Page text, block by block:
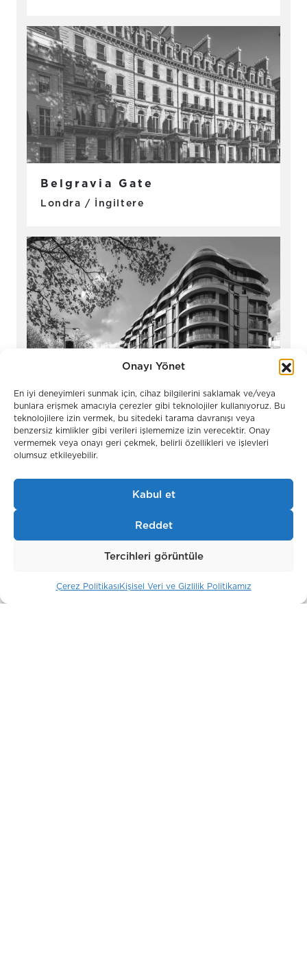
Onayı Yönet
En iyi deneyimleri sunmak için, cihaz bilgilerini saklamak ve/veya
bunlara erişmek amacıyla çerezler gibi teknolojiler kullanıyoruz. Bu
teknolojilere izin vermek, bu sitedeki tarama davranışı veya
benzersiz kimlikler gibi verileri işlememize izin verecektir. Onay
vermemek veya onayı geri çekmek, belirli özellikleri ve işlevleri
olumsuz etkileyebilir.
Kabul et
Reddet
Tercihleri görüntüle
Çerez PolitikasıKişisel Veri ve Gizlilik Politikamız
Belgravia Gate
Londra / İngiltere
Park Modern
Londra / İngiltere